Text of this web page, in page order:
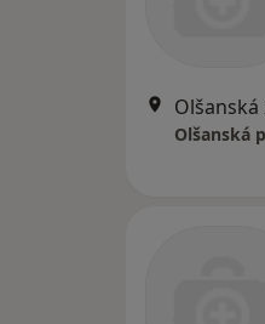
Olšanská
Olšanská